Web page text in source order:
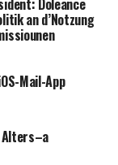
Doleance
an d’Notzung
Mail-App